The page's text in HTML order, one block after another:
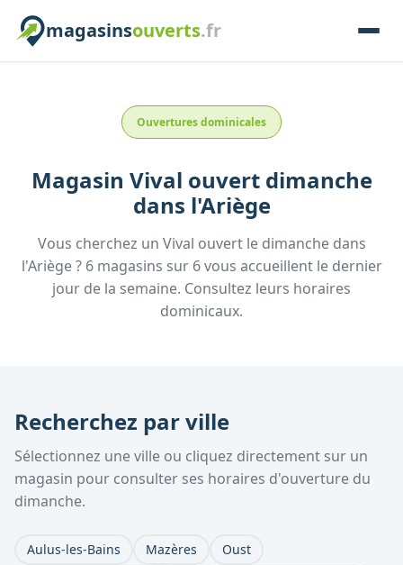
magasinsouverts.fr
Ouvertures dominicales
Magasin Vival ouvert dimanche
dans l'Ariège
Vous cherchez un Vival ouvert le dimanche dans
l'Ariège? 6 magasins sur 6 vous accueillentle dernier
jour de la semaine. Consultez leurs horaires
dominicaux.
Recherchez par ville
Sélectionnez une ville ou cliquez directement sur un
magasin pour consulter ses horaires d'ouverture du
dimanche.
Aulus-les-Bains Mazères
Oust